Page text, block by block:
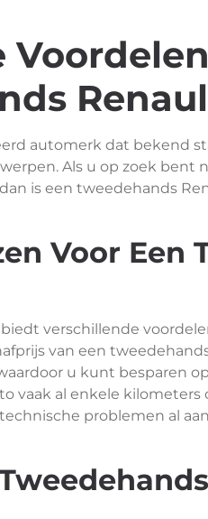
automerk dat bekend
Als u op zoek bent
is een tweedehands
Voor Een
verschillende
van een
u kunt besparen
vaak al enkele kilometers
problemen al